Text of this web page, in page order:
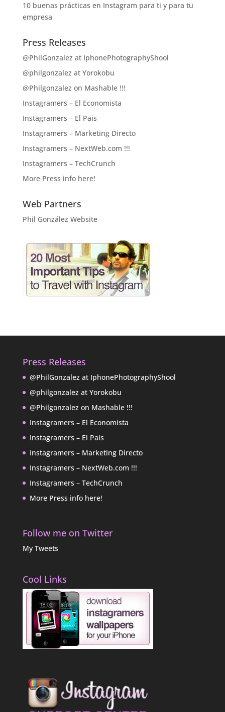
10 buenas prácticas en Instagram para ti y para tu
empresa
Press Releases
@PhilGonzalez at IphonePhotographyShool
@philgonzalez at Yorokobu
@Philgonzalez on Mashable !!!
Instagramers – El Economista
Instagramers – El Pais
Instagramers – Marketing Directo
Instagramers – NextWeb.com !!!
Instagramers – TechCrunch
More Press info here!
Web Partners
Phil González Website
Press Releases
@PhilGonzalez at IphonePhotographyShool
@philgonzalez at Yorokobu
@Philgonzalez on Mashable !!!
Instagramers – El Economista
Instagramers – El Pais
Instagramers – Marketing Directo
Instagramers – NextWeb.com !!!
Instagramers – TechCrunch
More Press info here!
Follow me on Twitter
My Tweets
Cool Links